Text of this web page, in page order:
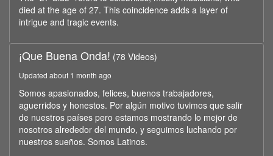
died at the age of 27. This coincidence adds a layer of
intrigue and tragic events.
¡Que Buena Onda! (78 Videos)
Updated about 1 month ago
Somos apasionados, felices, buenos trabajadores,
aguerridos y honestos. Por algún motivo tuvimos que salir
de nuestros países pero estamos mostrando lo mejor de
nosotros alrededor del mundo, y seguimos luchando por
nuestros sueños. Somos Latinos.